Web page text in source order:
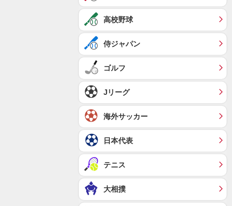
高校野球
侍ジャパン
ゴルフ
Jリーグ
海外サッカー
日本代表
テニス
大相撲